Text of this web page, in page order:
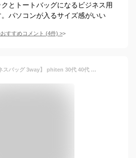
とトートバッグになるビジネス用
パソコンが入るサイズ感がいい
すすめコメント (4件) >
【ファイテン ビジネスバッグ 3way】 phiten 30代 40代 バッグ かばん ブリーフケース ショルダーバッグ 肩掛け リュック ビジネスリュック メンズ ブランド 大容量 軽量 横型 おしゃれ ノートPC B4 A4 PCバッグ 通勤 仕事 営業 出張 ビジネス 黒 ブラック プレゼント